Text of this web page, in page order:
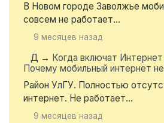
В Новом городе Заволжье
совсем не работает...
9 месяцев назад
Д → Когда включат
Почему мобильный интернет
Район УлГУ. Полностью
интернет. Не работает...
9 месяцев назад